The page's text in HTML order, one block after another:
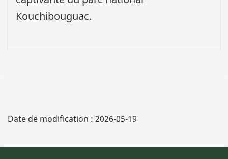
Kouchibouguac.
Date de modification : 2026-05-19